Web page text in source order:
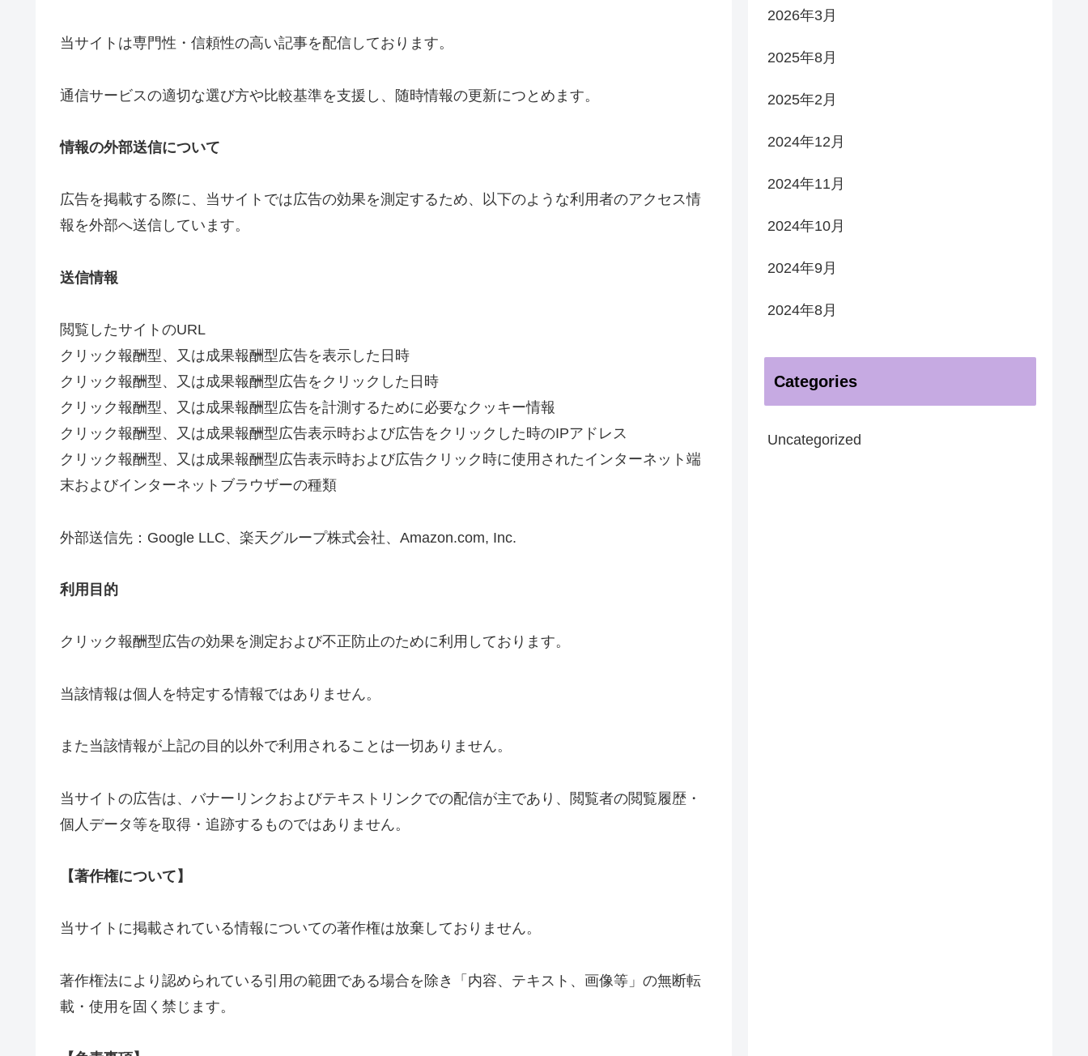
当サイトは専門性・信頼性の高い記事を配信しております。
通信サービスの適切な選び方や比較基準を支援し、随時情報の更新につとめます。
情報の外部送信について
広告を掲載する際に、当サイトでは広告の効果を測定するため、以下のような利用者のアクセス情
報を外部へ送信しています。
送信情報
閲覧したサイトのURL
クリック報酬型、又は成果報酬型広告を表示した日時
クリック報酬型、又は成果報酬型広告をクリックした日時
クリック報酬型、又は成果報酬型広告を計測するために必要なクッキー情報
クリック報酬型、又は成果報酬型広告表示時および広告をクリックした時のIPアドレス
クリック報酬型、又は成果報酬型広告表示時および広告クリック時に使用されたインターネット端
末およびインターネットブラウザーの種類
外部送信先：Google LLC、楽天グループ株式会社、Amazon.com, Inc.
利用目的
クリック報酬型広告の効果を測定および不正防止のために利用しております。
当該情報は個人を特定する情報ではありません。
また当該情報が上記の目的以外で利用されることは一切ありません。
当サイトの広告は、バナーリンクおよびテキストリンクでの配信が主であり、閲覧者の閲覧履歴・
個人データ等を取得・追跡するものではありません。
【著作権について】
当サイトに掲載されている情報についての著作権は放棄しておりません。
著作権法により認められている引用の範囲である場合を除き「内容、テキスト、画像等」の無断転
載・使用を固く禁じます。
2026年3月
2025年8月
2025年2月
2024年12月
2024年11月
2024年10月
2024年9月
2024年8月
Categories
Uncategorized